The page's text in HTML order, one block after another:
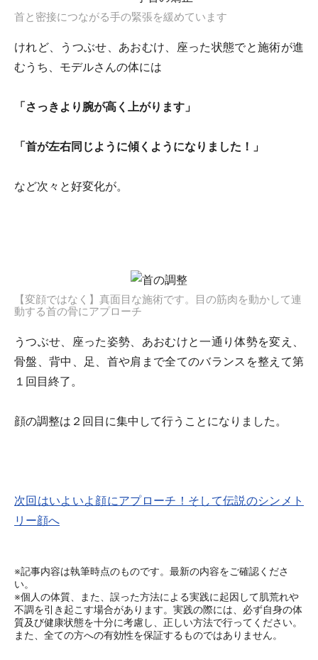
首と密接につながる手の緊張を緩めています
けれど、うつぶせ、あおむけ、座った状態でと施術が進
むうち、モデルさんの体には
「さっきより腕が高く上がります」
「首が左右同じように傾くようになりました！」
など次々と好変化が。
【変顔ではなく】真面目な施術です。目の筋肉を動かして連
動する首の骨にアプローチ
うつぶせ、座った姿勢、あおむけと一通り体勢を変え、
骨盤、背中、足、首や肩まで全てのバランスを整えて第
１回目終了。
顔の調整は２回目に集中して行うことになりました。
次回はいよいよ顔にアプローチ！そして伝説のシンメト
リー顔へ
※記事内容は執筆時点のものです。最新の内容をご確認くださ
い。
※個人の体質、また、誤った方法による実践に起因して肌荒れや
不調を引き起こす場合があります。実践の際には、必ず自身の体
質及び健康状態を十分に考慮し、正しい方法で行ってください。
また、全ての方への有効性を保証するものではありません。